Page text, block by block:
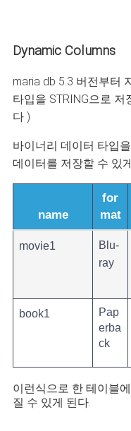
Dynamic Columns
maria db 5.3 버전부터
타입을 STRING으로 저
다 )
바이너리 데이터 타입
데이터를 저장할 수 있
name
for
mat
movie1
Blu-
ray
book1
Pap
erba
ck
이런식으로 한 테이블
질 수 있게 된다.